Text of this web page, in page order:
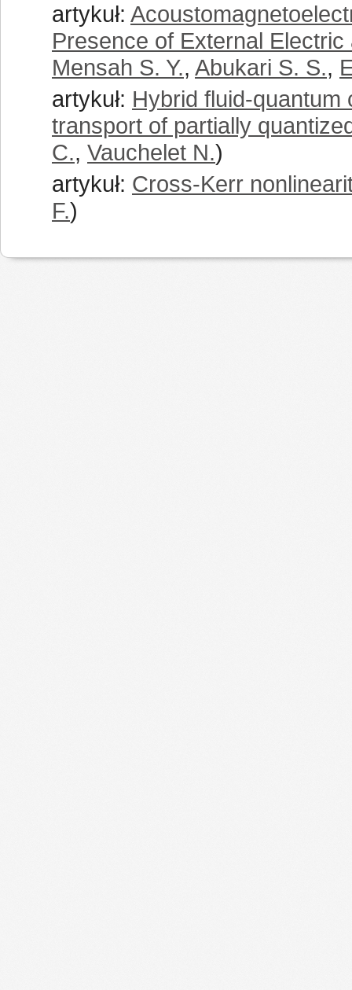
artykuł:
Presence of External
Mensah S. Y., Abukari S. S.,
artykuł: Hybrid fluid-quantum
transport of partially
C., Vauchelet N.)
artykuł: Cross-Kerr
F.)